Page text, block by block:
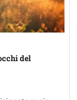
del